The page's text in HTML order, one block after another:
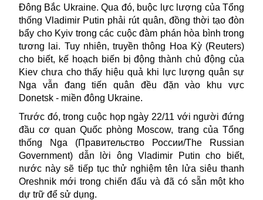
Đông Bắc Ukraine. Qua đó, buộc lực lượng của Tổng
thống Vladimir Putin phải rút quân, đồng thời tạo đòn
bẩy cho Kyiv trong các cuộc đàm phán hòa bình trong
tương lai. Tuy nhiên, truyền thông Hoa Kỳ (Reuters)
cho biết, kế hoạch biến bị động thành chủ động của
Kiev chưa cho thấy hiệu quả khi lực lượng quân sự
Nga vẫn đang tiến quân đều đặn vào khu vực
Donetsk - miền đông Ukraine.
Trước đó, trong cuộc họp ngày 22/11 với người đứng
đầu cơ quan Quốc phòng Moscow, trang của Tổng
thống Nga (Правительство России/The Russian
Government) dẫn lời ông Vladimir Putin cho biết,
nước này sẽ tiếp tục thử nghiệm tên lửa siêu thanh
Oreshnik mới trong chiến đấu và đã có sẵn một kho
dự trữ để sử dụng.